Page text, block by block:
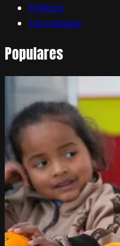
Política
Tecnología
Populares